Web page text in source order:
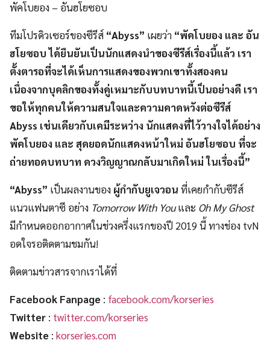
พัคโบยอง – อันฮโยซอบ
ทีมโปรดิวเซอร์ของซีรีส์ “Abyss” เผยว่า “พัคโบยอง และ อัน
ฮโยซอบ ได้ยืนยันเป็นนักแสดงนำของซีรีส์เรื่องนี้แล้ว เรา
ตั้งตารอที่จะได้เห็นการแสดงของพวกเขาทั้งสองคน
เนื่องจากบุคลิกของทั้งคู่เหมาะกับบทบาทนี้เป็นอย่างดี เรา
ขอให้ทุกคนให้ความสนใจและความคาดหวังต่อซีรีส์
Abyss เช่นเดียวกับเคมีระหว่าง นักแสดงที่ไว้วางใจได้อย่าง
พัคโบยอง และ สุดยอดนักแสดงหน้าใหม่ อันฮโยซอบ ที่จะ
ถ่ายทอดบทบาท ดวงวิญญาณกลับมาเกิดใหม่ ในเรื่องนี้”
“Abyss” เป็นผลงานของ ผู้กำกับยูเจวอน ที่เคยกำกับซีรีส์
แนวแฟนตาซี อย่าง Tomorrow With Youและ Oh My Ghost
มีกำหนดออกอากาศในช่วงครึ่งแรกของปี 2019 นี้ ทางช่อง tvN
อดใจรอติดตามชมกัน!
ติดตามข่าวสารจากเราได้ที่
Facebook Fanpage : facebook.com/korseries
Twitter : twitter.com/korseries
Website : korseries.com